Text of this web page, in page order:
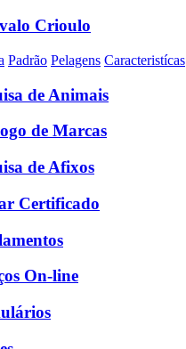
Crioulo
Padrão Pelagens Caracteristícas
de Animais
de Marcas
de Afixos
Certificado
On-line